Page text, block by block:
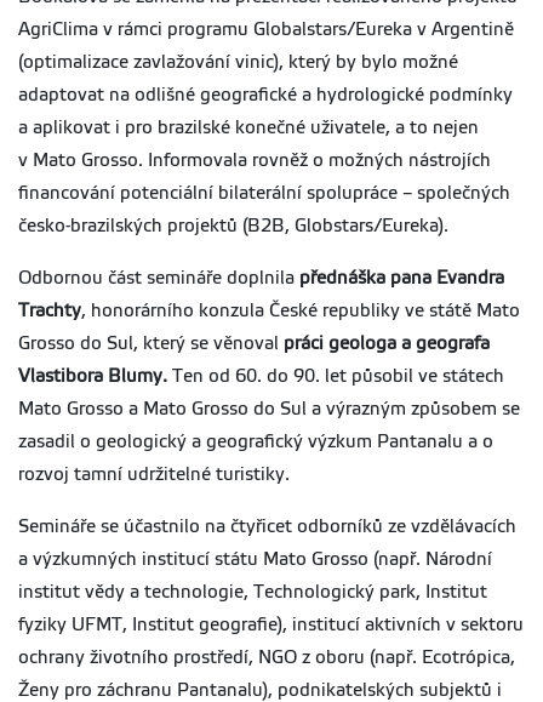
AgriClima v rámci programu Globalstars/Eureka v Argentině
(optimalizace zavlažování vinic), který by bylo možné
adaptovat na odlišné geografické a hydrologické podmínky
a aplikovat i pro brazilské konečné uživatele, a to nejen
v Mato Grosso. Informovala rovněž o možných nástrojích
financování potenciální bilaterální spolupráce – společných
česko-brazilských projektů (B2B, Globstars/Eureka).
Odbornou část semináře doplnila přednáška pana Evandra
Trachty, honorárního konzula České republiky ve státě Mato
Grosso do Sul, který se věnoval práci geologa a geografa
Vlastibora Blumy. Ten od 60. do 90. let působil ve státech
Mato Grosso a Mato Grosso do Sul a výrazným způsobem se
zasadil o geologický a geografický výzkum Pantanalu a o
rozvoj tamní udržitelné turistiky.
Semináře se účastnilo na čtyřicet odborníků ze vzdělávacích
a výzkumných institucí státu Mato Grosso (např. Národní
institut vědy a technologie, Technologický park, Institut
fyziky UFMT, Institut geografie), institucí aktivních v sektoru
ochrany životního prostředí, NGO z oboru (např. Ecotrópica,
Ženy pro záchranu Pantanalu), podnikatelských subjektů i